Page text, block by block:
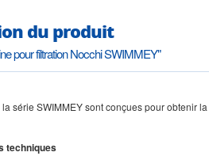
du produit
pour filtration Nocchi SWIMMEY"
la série SWIMMEY sont conçues pour obtenir
techniques